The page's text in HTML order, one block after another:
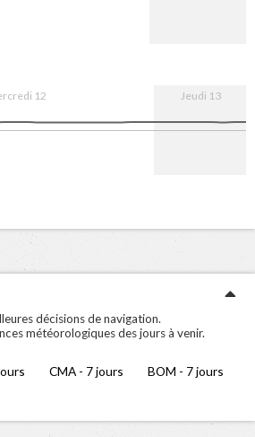
12 Jeudi 13
décisions de navigation.
météorologiques des jours à venir.
CMA - 7 jours
BOM - 7 jours